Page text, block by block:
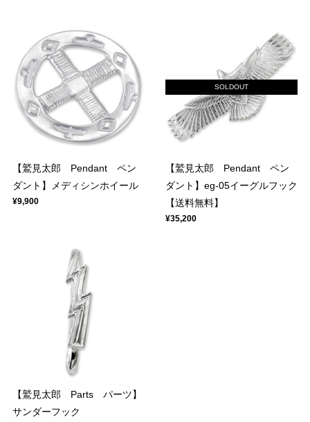
【鷲見太郎 Pendant ペン
ダント】メディシンホイール
¥9,900
SOLDOUT
【鷲見太郎 Pendant ペン
ダント】eg-05イーグルフック
【送料無料】
¥35,200
【鷲見太郎 Parts パーツ】
サンダーフック